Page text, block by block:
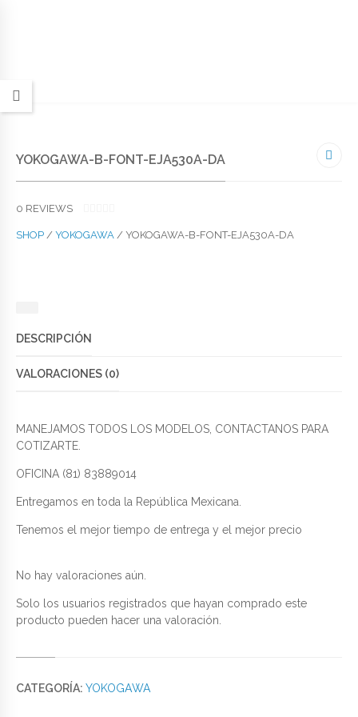
YOKOGAWA-B-FONT-EJA530A-DA
0 REVIEWS
O
SHOP / YOKOGAWA / YOKOGAWA-B-FONT-EJA530A-DA
DESCRIPCIÓN
VALORACIONES (0)
MANEJAMOS TODOS LOS MODELOS, CONTACTANOS PARA
COTIZARTE.
OFICINA (81) 83889014
Entregamos en toda la República Mexicana.
Tenemos el mejor tiempo de entrega y el mejor precio
No hay valoraciones aún.
Solo los usuarios registrados que hayan comprado este
producto pueden hacer una valoración.
CATEGORÍA: YOKOGAWA